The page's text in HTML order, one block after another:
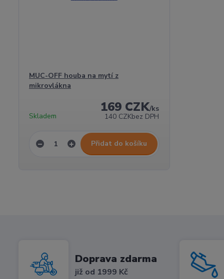
MUC-OFF houba na mytí z
mikrovlákna
169 CZK/ks
140 CZKbez DPH
Skladem
Přidat do košíku
Doprava zdarma
již od 1999 Kč